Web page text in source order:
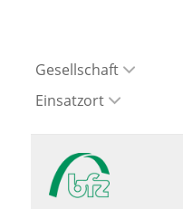
Gesellschaft
Einsatzort